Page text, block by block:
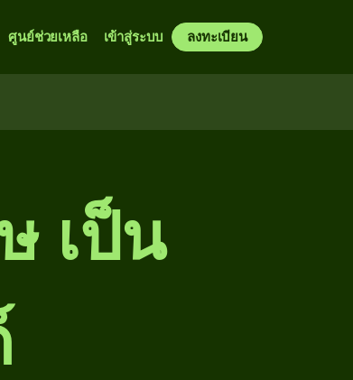
ศูนย์ช่วยเหลือ เข้าสู่ระบบ ลงทะเบียน
เป็น